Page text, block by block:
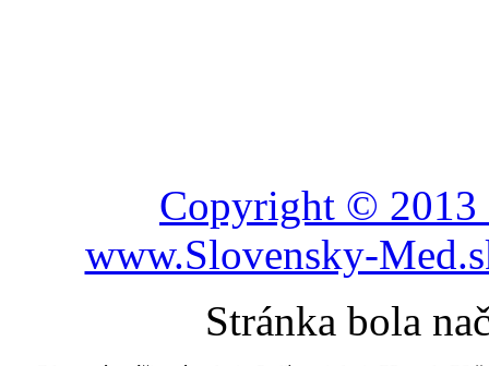
Copyright ©
www.Slovensky-
Stránka bola